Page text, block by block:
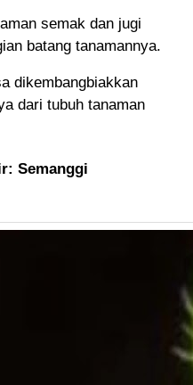
semak dan jugi
batang tanamannya.
dikembangbiakkan
dari tubuh tanaman
Semanggi